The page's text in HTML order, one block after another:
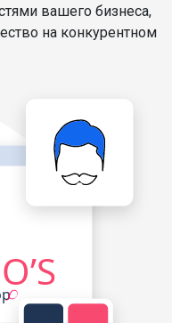
вашего бизнеса,
на конкурентном